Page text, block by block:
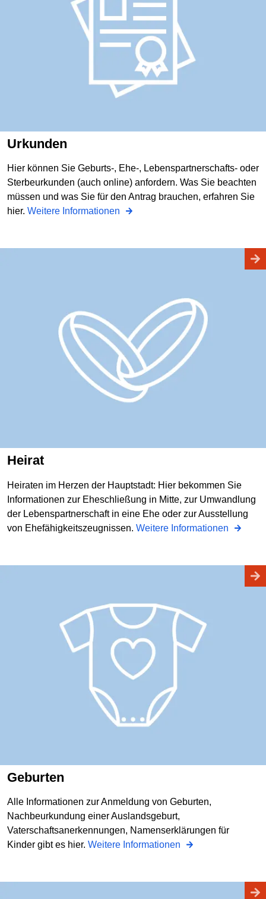
Urkunden
Hier können Sie Geburts-, Ehe-, Lebenspartnerschafts- oder
Sterbeurkunden (auch online) anfordern. Was Sie beachten
müssen und was Sie für den Antrag brauchen, erfahren Sie
hier. Weitere Informationen
Heirat
Heiraten im Herzen der Hauptstadt: Hier bekommen Sie
Informationen zur Eheschließung in Mitte, zur Umwandlung
der Lebenspartnerschaft in eine Ehe oder zur Ausstellung
von Ehefähigkeitszeugnissen. Weitere Informationen
Geburten
Alle Informationen zur Anmeldung von Geburten,
Nachbeurkundung einer Auslandsgeburt,
Vaterschaftsanerkennungen, Namenserklärungen für
Kinder gibt es hier. Weitere Informationen